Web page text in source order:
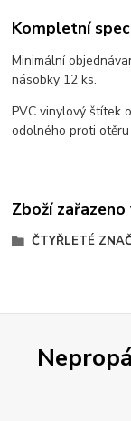
Kompletní
Minimální
násobky 12 ks.
PVC vinylový štítek
odolného proti
Zboží
ČTYŘLETÉ